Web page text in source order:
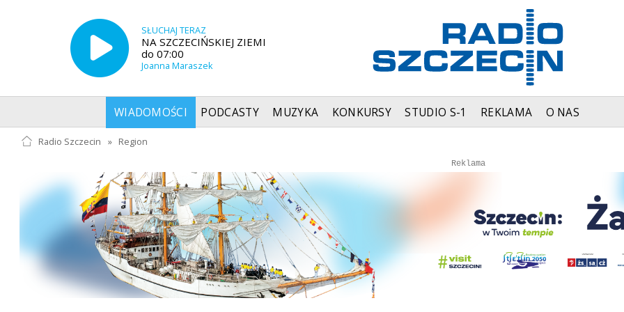
SŁUCHAJ TERAZ
NA SZCZECIŃSKIEJ ZIEMI
do 07:00
Joanna Maraszek
WIADOMOŚCI PODCASTY MUZYKA KONKURSY STUDIO S-1 REKLAMA O NAS
Radio Szczecin » Region
Reklama
Autopromocja
Autopromocja